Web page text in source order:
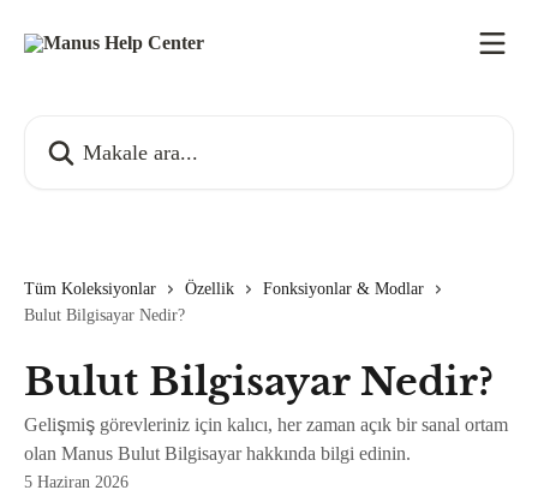
Tüm Koleksiyonlar Özellik
Fonksiyonlar & Modlar
Bulut Bilgisayar Nedir?
Bulut Bilgisayar Nedir?
Gelişmiş görevleriniz için kalıcı, her zaman açık bir sanal ortam
olan Manus Bulut Bilgisayar hakkında bilgi edinin.
5 Haziran 2026